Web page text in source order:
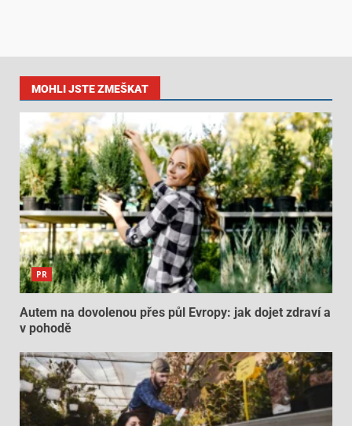
MOHLI JSTE ZMEŠKAT
PR
Autem na dovolenou přes půl Evropy: jak dojet zdraví a
v pohodě